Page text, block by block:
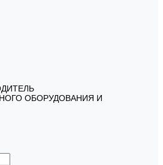
ОБОРУДОВАНИЯ И